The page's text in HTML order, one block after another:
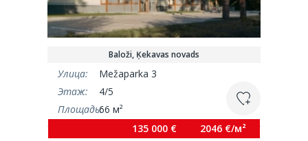
Baloži, Ķekavas novads
Улица:
Mežaparka 3
Этаж:
4/5
Площадь:66 м²
135 000 €
2046 €/м²